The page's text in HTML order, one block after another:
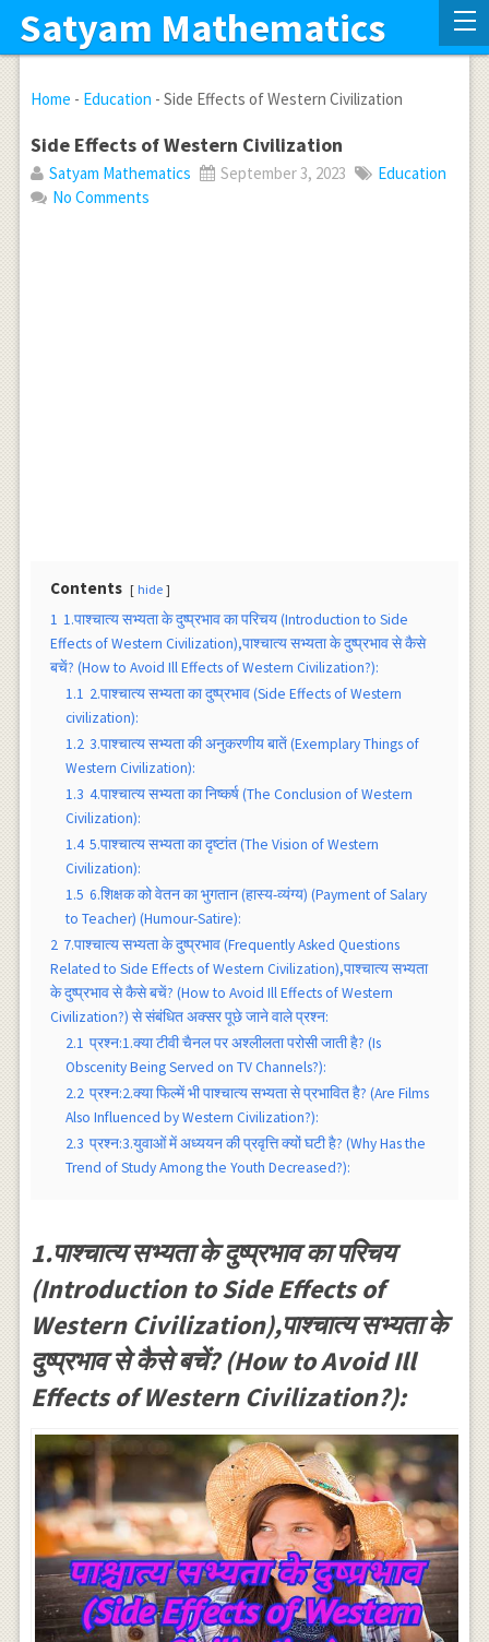
Satyam Mathematics
Home - Education - Side Effects of Western Civilization
Side Effects of Western Civilization
Satyam Mathematics September 3, 2023
Education
No Comments
Contents hide
1 1.पाश्चात्य सभ्यता के दुष्प्रभाव का परिचय (Introduction to Side
Effects of Western Civilization),पाश्चात्य सभ्यता के दुष्प्रभाव से कैसे
बचें? (How to Avoid Ill Effects of Western Civilization?):
1.1 2.पाश्चात्य सभ्यता का दुष्प्रभाव (Side Effects of Western
civilization):
1.2 3.पाश्चात्य सभ्यता की अनुकरणीय बातें (Exemplary Things of
Western Civilization):
1.3 4.पाश्चात्य सभ्यता का निष्कर्ष (The Conclusion of Western
Civilization):
1.4 5.पाश्चात्य सभ्यता का दृष्टांत (The Vision of Western
Civilization):
1.5 6.शिक्षक को वेतन का भुगतान (हास्य-व्यंग्य) (Payment of Salary
to Teacher) (Humour-Satire):
2 7.पाश्चात्य सभ्यता के दुष्प्रभाव (Frequently Asked Questions
Related to Side Effects of Western Civilization),पाश्चात्य सभ्यता
के दुष्प्रभाव से कैसे बचें? (How to Avoid Ill Effects of Western
Civilization?) से संबंधित अक्सर पूछे जाने वाले प्रश्न:
2.1 प्रश्न:1.क्या टीवी चैनल पर अश्लीलता परोसी जाती है? (Is
Obscenity Being Served on TV Channels?):
2.2 प्रश्न:2.क्या फिल्में भी पाश्चात्य सभ्यता से प्रभावित है? (Are Films
Also Influenced by Western Civilization?):
2.3 प्रश्न:3.युवाओं में अध्ययन की प्रवृत्ति क्यों घटी है? (Why Has the
Trend of Study Among the Youth Decreased?):
1.पाश्चात्य सभ्यता के दुष्प्रभाव का परिचय
(Introduction to Side Effects of
Western Civilization),पाश्चात्य सभ्यता के
दुष्प्रभाव से कैसे बचें? (How to Avoid Ill
Effects of Western Civilization?):